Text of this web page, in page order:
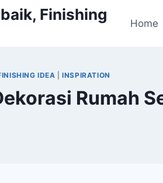
Finishing
Home
IDEA |INSPIRATION
Rumah